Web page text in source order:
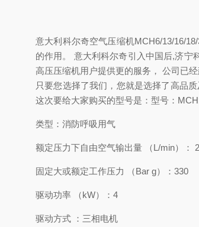
意大利科尔奇空气压缩机MCH6/13/16/
的作用。 意大利科尔奇引入中国后,济宁
高压压缩机用户提供更的服务， 公司已
只要您选择了我们，您就是选择了高品
这次要给大家购买的型号是：型号：
类型：消防呼吸用气
额定压力下自由空气输出量 （L/min）：
固定大或额定工作压力 （Bar g）：330
驱动功率 （kW）：4
驱动方式 ：三相电机